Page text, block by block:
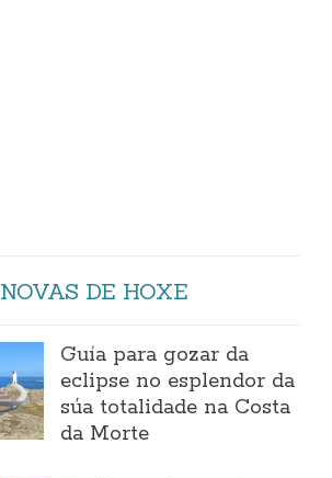
NOVAS DE HOXE
Guía para gozar da
eclipse no esplendor da
súa totalidade na Costa
da Morte